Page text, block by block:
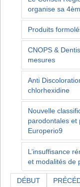
organise sa
Produits
CNOPS &
mesures
Anti
chlorhexidine
Nouvelle
parodontales et
Europerio9
L’insuffisance
et modalités de
DÉBUT